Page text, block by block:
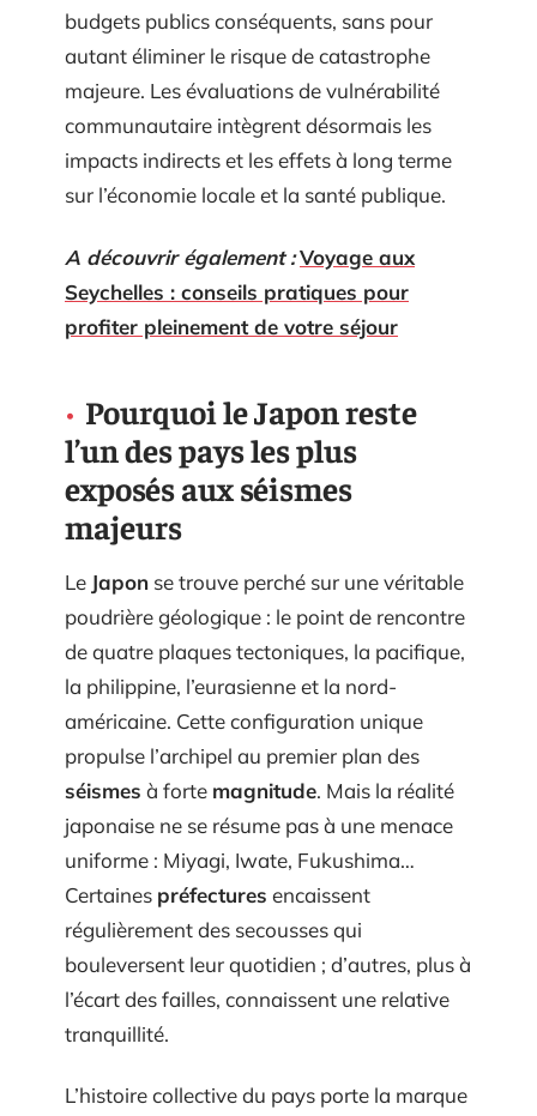
budgets publics conséquents, sans pour
autant éliminer le risque de catastrophe
majeure. Les évaluations de vulnérabilité
communautaire intègrent désormais les
impacts indirects et les effets à long terme
sur l’économie locale et la santé publique.
A découvrir également :Voyage aux
Seychelles : conseils pratiques pour
profiter pleinement de votre séjour
Pourquoi le Japon reste
l’un des pays les plus
exposés aux séismes
majeurs
Le Japon se trouve perché sur une véritable
poudrière géologique : le point de rencontre
de quatre plaques tectoniques, la pacifique,
la philippine, l’eurasienne et la nord-
américaine. Cette configuration unique
propulse l’archipel au premier plan des
séismes à forte magnitude. Mais la réalité
japonaise ne se résume pas à une menace
uniforme : Miyagi, Iwate, Fukushima…
Certaines préfectures encaissent
régulièrement des secousses qui
bouleversent leur quotidien ; d’autres, plus à
l’écart des failles, connaissent une relative
tranquillité.
L’histoire collective du pays porte la marque